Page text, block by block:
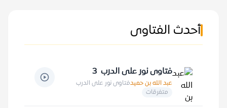
أحدث الفتاوى
فتاوى نور على الدرب 3
عبد الله بن حميدفتاوى نور على الدرب
متفرقات